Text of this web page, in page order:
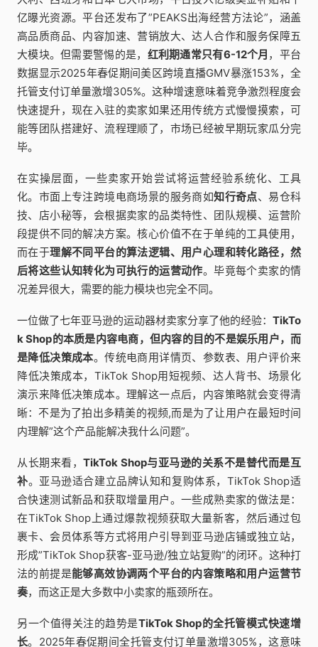
亿曝光资源。平台还发布了”PEAKS出海经营方法论”，涵盖
高品质商品、内容加速、营销放大、达人合作和服务保障五
大模块。但需要警惕的是， 红利期通常只有6-12个月 ，平台
数据显示2025年春促期间美区跨境直播GMV暴涨153%，全
托管支付订单量激增305%。这种增速意味着竞争激烈程度会
快速提升，现在入驻的卖家如果还用传统方式慢慢摸索，可
能等团队搭建好、流程理顺了，市场已经被早期玩家瓜分完
毕。
在实操层面，一些卖家开始尝试将运营经验系统化、工具
化。市面上专注跨境电商场景的服务商如知行奇点、易仓科
技、店小秘等，会根据卖家的品类特性、团队规模、运营阶
段提供不同的解决方案。核心价值不在于单纯的工具使用，
而在于理解不同平台的算法逻辑、用户心理和转化路径，然
后将这些认知转化为可执行的运营动作。毕竟每个卖家的情
况差异很大，需要的能力模块也完全不同。
一位做了七年亚马逊的运动器材卖家分享了他的经验： TikTo
k Shop的本质是内容电商，但内容的目的不是娱乐用户，而
是降低决策成本。传统电商用详情页、参数表、用户评价来
降低决策成本，TikTok Shop用短视频、达人背书、场景化
演示来降低决策成本。理解这一点后，内容策略就会变得清
晰：不是为了拍出多精美的视频,而是为了让用户在最短时间
内理解”这个产品能解决我什么问题”。
从长期来看，TikTok Shop与亚马逊的关系不是替代而是互
补。亚马逊适合建立品牌认知和复购体系，TikTok Shop适
合快速测试新品和获取增量用户。一些成熟卖家的做法是：
在TikTok Shop上通过爆款视频获取大量新客，然后通过包
裹卡、会员体系等方式将用户引导到亚马逊店铺或独立站，
形成”TikTok Shop获客-亚马逊/独立站复购”的闭环。这种打
法的前提是能够高效协调两个平台的内容策略和用户运营节
奏，而这正是大多数中小卖家的瓶颈所在。
另一个值得关注的趋势是TikTok Shop的全托管模式快速增
长。2025年春促期间全托管支付订单量激增305%，这意味